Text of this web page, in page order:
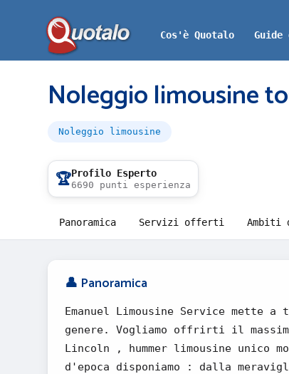
Cos'è Quotalo
Noleggio limousine
Noleggio limousine
🏆Profilo Esperto
6690 punti esperienza
Panoramica Servizi offerti Ambiti
👤 Panoramica
Emanuel Limousine Service
genere. Vogliamo offrirti il
Lincoln , hummer limousine unico
d'epoca disponiamo : dalla